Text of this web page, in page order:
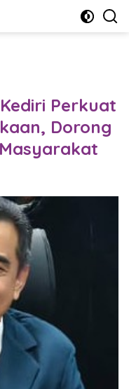
Perkuat
Dorong